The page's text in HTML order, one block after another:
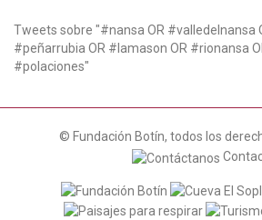
Tweets sobre "#nansa OR #valledelnansa
#peñarrubia OR #lamason OR #rionansa
#polaciones"
© Fundación Botín, todos los